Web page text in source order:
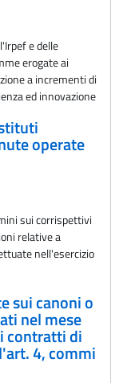
e delle
erogate ai
a incrementi di
ed innovazione
operate
sui corrispettivi
relative a
nell'esercizio
sui canoni o
nel mese
contratti di
4, commi